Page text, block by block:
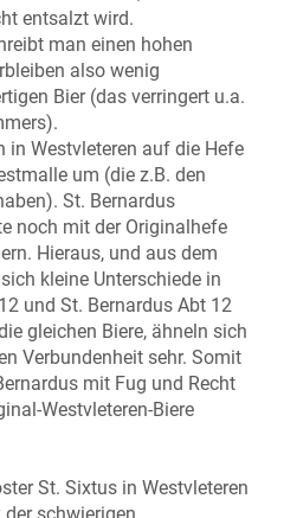
entsalzt wird.
man einen hohen
also wenig
Bier (das verringert u.a.
in Westvleteren auf die Hefe
um (die z.B. den
St. Bernardus
noch mit der Originalhefe
Hieraus, und aus dem
kleine Unterschiede in
und St. Bernardus Abt 12
gleichen Biere, ähneln sich
Verbundenheit sehr. Somit
mit Fug und Recht
Westvleteren-Biere
St. Sixtus in Westvleteren